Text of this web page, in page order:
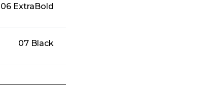
06 ExtraBold
07 Black